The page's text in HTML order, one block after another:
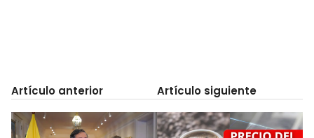
Artículo anterior Artículo siguiente